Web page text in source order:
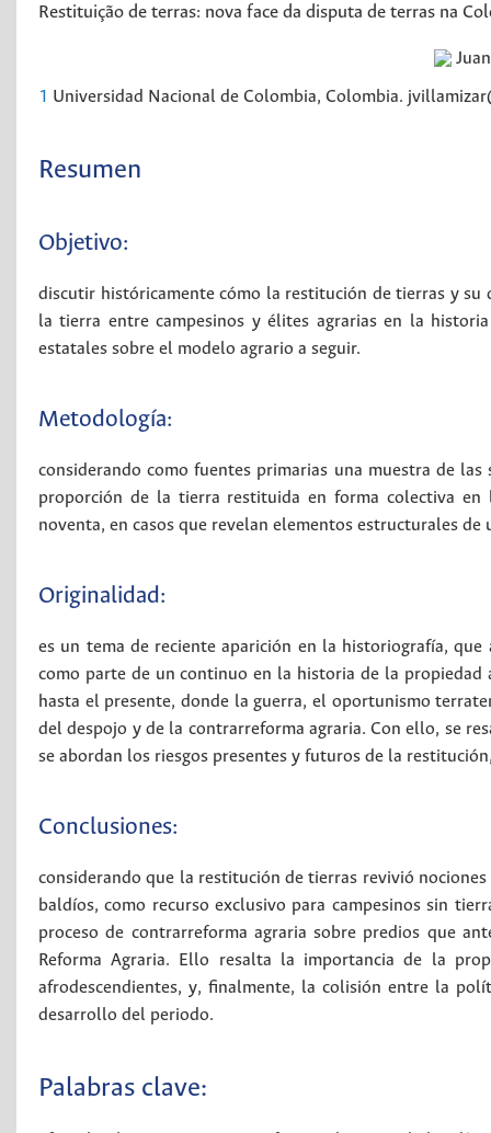
Restituição de terras: nova face da disputa de terras na
1 Universidad Nacional de Colombia, Colombia.
Resumen
Objetivo:
discutir históricamente cómo la restitución de tierras y
la tierra entre campesinos y élites agrarias en la
estatales sobre el modelo agrario a seguir.
Metodología:
considerando como fuentes primarias una muestra de
proporción de la tierra restituida en forma colectiva
noventa, en casos que revelan elementos estructurales de
Originalidad:
es un tema de reciente aparición en la historiografía,
como parte de un continuo en la historia de la propiedad
hasta el presente, donde la guerra, el oportunismo
del despojo y de la contrarreforma agraria. Con ello, se
se abordan los riesgos presentes y futuros de la
Conclusiones:
considerando que la restitución de tierras revivió
baldíos, como recurso exclusivo para campesinos sin
proceso de contrarreforma agraria sobre predios que
Reforma Agraria. Ello resalta la importancia de la
afrodescendientes, y, finalmente, la colisión entre la
desarrollo del periodo.
Palabras clave: